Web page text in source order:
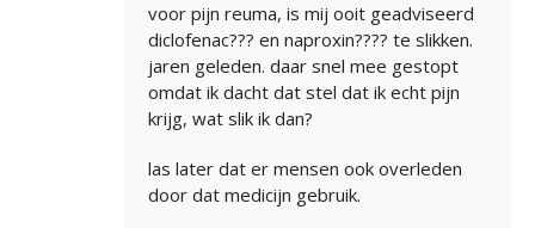
voor pijn reuma, is mij ooit geadviseerd
diclofenac??? en naproxin???? te slikken.
jaren geleden. daar snel mee gestopt
omdat ik dacht dat stel dat ik echt pijn
krijg, wat slik ik dan?
las later dat er mensen ook overleden
door dat medicijn gebruik.